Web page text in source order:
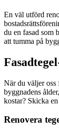
En väl utförd
du en fasad som
att tumma på
När du väljer oss
byggnadens
kostar? Skicka
Renovera